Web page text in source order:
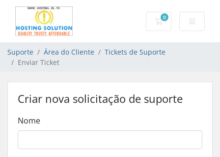
0
Carrinho de
Suporte Área do Cliente
Tickets de Suporte
Enviar Ticket
Criar nova solicitação de suporte
Nome